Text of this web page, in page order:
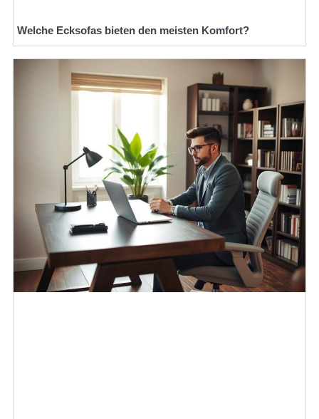
Welche Ecksofas bieten den meisten Komfort?